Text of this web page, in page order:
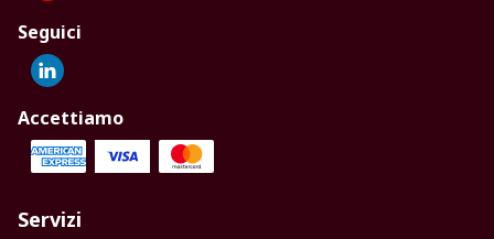
Seguici
Accettiamo
Servizi